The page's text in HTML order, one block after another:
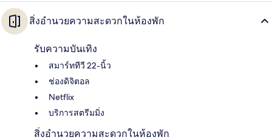
สิ่งอำนวยความสะดวกในห้องพัก
รับความบันเทิง
สมาร์ททีวี 22-นิ้ว
ช่องดิจิตอล
Netflix
บริการสตรีมมิ่ง
สิ่งอำนวยความสะดวกในห้องพัก